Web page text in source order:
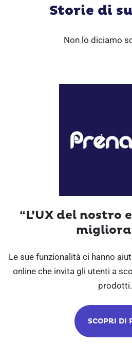
Storie di
Non lo diciamo
“L’UX del nostro
Le sue funzionalità ci hanno
online che invita gli utenti a
prodotti.
SCOPRI DI